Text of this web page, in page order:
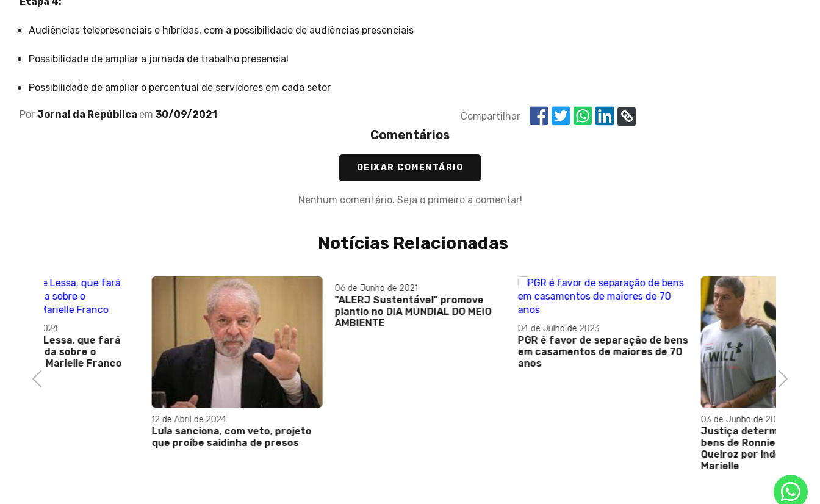
Audiências telepresenciais e híbridas, com a possibilidade de audiências presenciais
Possibilidade de ampliar a jornada de trabalho presencial
Possibilidade de ampliar o percentual de servidores em cada setor
Por Jornal da República em 30/09/2021 Compartilhar
Comentários
DEIXAR COMENTÁRIO
Nenhum comentário. Seja o primeiro a comentar!
Notícias Relacionadas
Previous
Lula sanciona, com veto, projeto
que proíbe saidinha de presos
06 de Junho de 2021
"ALERJ Sustentável" promove
plantio no DIA MUNDIAL DO MEIO
AMBIENTE
PGR é favor de separação de bens
em casamentos de maiores de 70
Justiça determina arresto de
bens de Ronnie Lessa e Élcio
Queiroz por indenizações no caso
Next